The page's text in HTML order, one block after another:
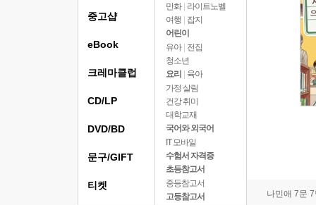
만화 | 라이트노벨
여행
잡지
어린이
유아 | 전집
청소년
요리
육아
가정 살림
건강 취미
대학교재
국어와 외국어
IT 모바일
수험서 자격증
초등참고서
중등참고서
고등참고서
나민애 7문
중고샵
eBook
크레마클럽
CD/LP
DVD/BD
문구/GIFT
티켓